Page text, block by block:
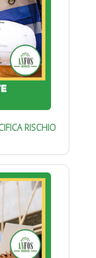
RISCHIO